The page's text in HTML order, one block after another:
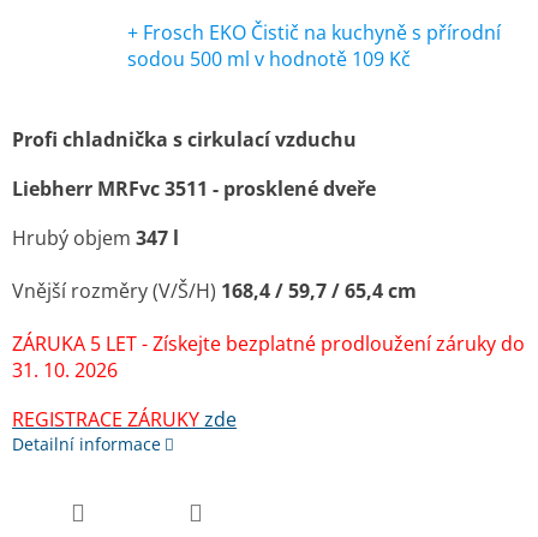
+ Frosch EKO Čistič na kuchyně s přírodní
sodou 500 ml v hodnotě 109 Kč
Profi chladnička s cirkulací vzduchu
Liebherr MRFvc 3511 - prosklené dveře
Hrubý objem 347 l
Vnější rozměry (V/Š/H) 168,4 / 59,7 / 65,4 cm
ZÁRUKA 5 LET - Získejte bezplatné prodloužení záruky do
31. 10. 2026
REGISTRACE ZÁRUKYzde
Detailní informace